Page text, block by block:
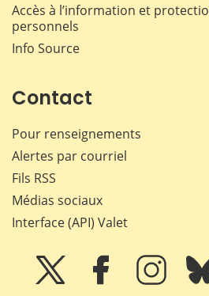
Accès à l’information et
personnels
Info Source
Contact
Pour renseignements
Alertes par courriel
Fils RSS
Médias sociaux
Interface (API) Valet